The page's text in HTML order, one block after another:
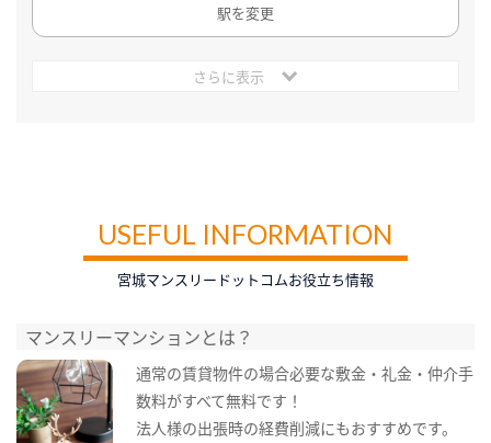
駅を変更
さらに表示
USEFUL INFORMATION
宮城マンスリードットコムお役立ち情報
マンスリーマンションとは？
通常の賃貸物件の場合必要な敷金・礼金・仲介手
数料がすべて無料です！
法人様の出張時の経費削減にもおすすめです。